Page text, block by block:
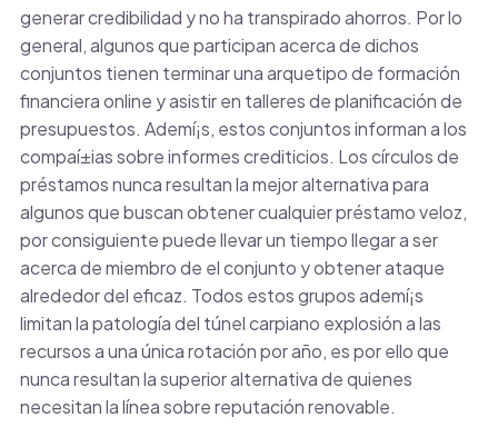
generar credibilidad y no ha transpirado ahorros. Por lo
general, algunos que participan acerca de dichos
conjuntos tienen terminar una arquetipo de formación
financiera online y asistir en talleres de planificación de
presupuestos. Ademí¡s, estos conjuntos informan a los
compaí±ias sobre informes crediticios. Los círculos de
préstamos nunca resultan la mejor alternativa para
algunos que buscan obtener cualquier préstamo veloz,
por consiguiente puede llevar un tiempo llegar a ser
acerca de miembro de el conjunto y obtener ataque
alrededor del eficaz. Todos estos grupos ademí¡s
limitan la patologí­a del túnel carpiano explosión a las
recursos a una única rotación por año, es por ello que
nunca resultan la superior alternativa de quienes
necesitan la línea sobre reputación renovable.